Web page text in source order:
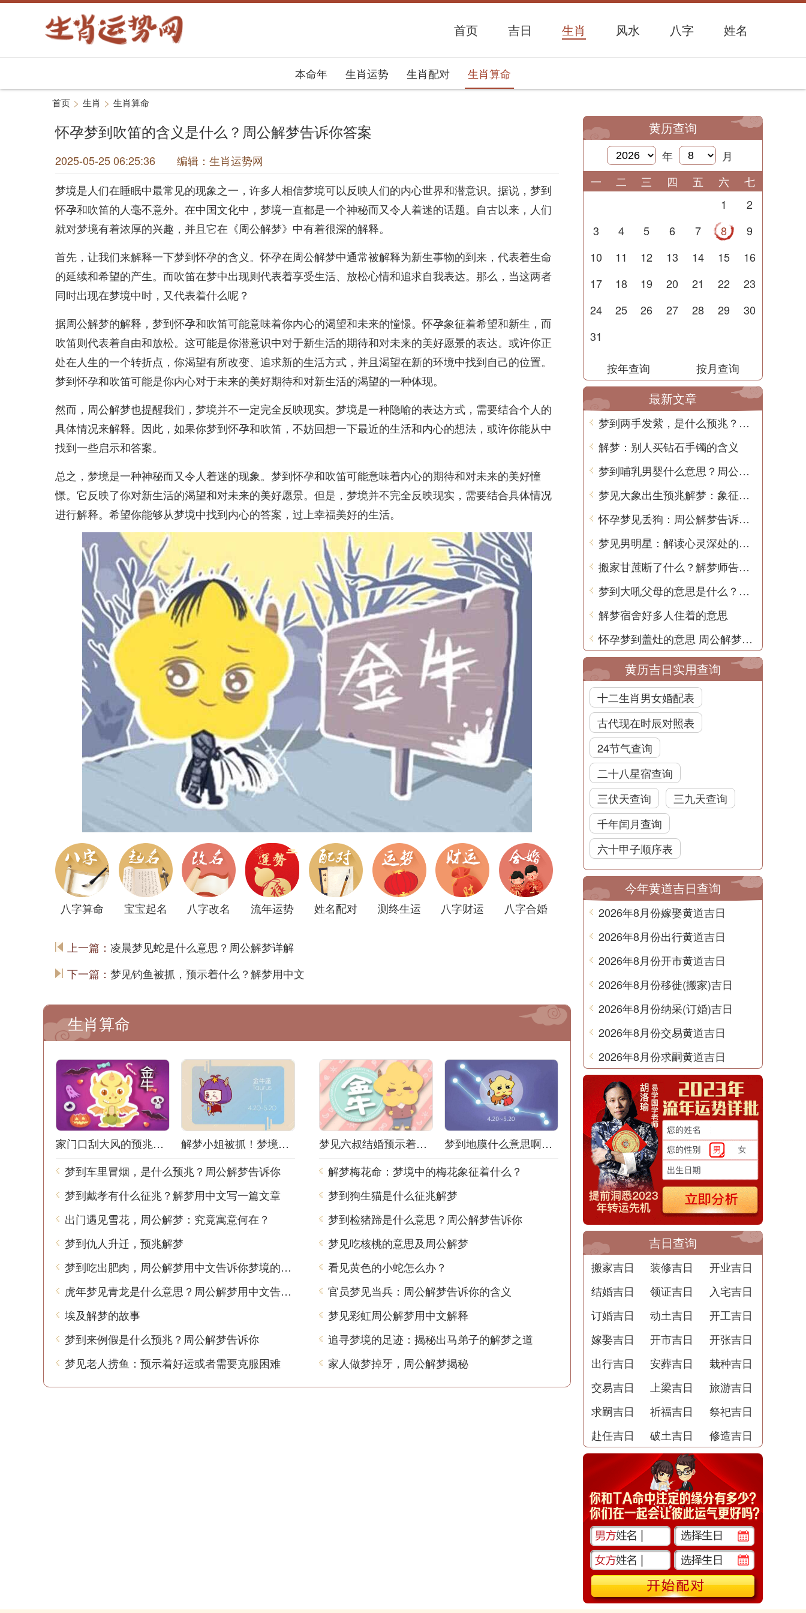
首页 吉日 生肖 风水 八字 姓名
本命年 生肖运势 生肖配对 生肖算命
首页 > 生肖 > 生肖算命
怀孕梦到吹笛的含义是什么？周公解梦告诉你答案
2025-05-25 06:25:36 编辑：生肖运势网
梦境是人们在睡眠中最常见的现象之一，许多人相信梦境可以反映人们的内心世界和潜意识。据说，梦到
怀孕和吹笛的人毫不意外。在中国文化中，梦境一直都是一个神秘而又令人着迷的话题。自古以来，人们
就对梦境有着浓厚的兴趣，并且它在《周公解梦》中有着很深的解释。
首先，让我们来解释一下梦到怀孕的含义。怀孕在周公解梦中通常被解释为新生事物的到来，代表着生命
的延续和希望的产生。而吹笛在梦中出现则代表着享受生活、放松心情和追求自我表达。那么，当这两者
同时出现在梦境中时，又代表着什么呢？
据周公解梦的解释，梦到怀孕和吹笛可能意味着你内心的渴望和未来的憧憬。怀孕象征着希望和新生，而
吹笛则代表着自由和放松。这可能是你潜意识中对于新生活的期待和对未来的美好愿景的表达。或许你正
处在人生的一个转折点，你渴望有所改变、追求新的生活方式，并且渴望在新的环境中找到自己的位置。
梦到怀孕和吹笛可能是你内心对于未来的美好期待和对新生活的渴望的一种体现。
然而，周公解梦也提醒我们，梦境并不一定完全反映现实。梦境是一种隐喻的表达方式，需要结合个人的
具体情况来解释。因此，如果你梦到怀孕和吹笛，不妨回想一下最近的生活和内心的想法，或许你能从中
找到一些启示和答案。
总之，梦境是一种神秘而又令人着迷的现象。梦到怀孕和吹笛可能意味着内心的期待和对未来的美好憧
憬。它反映了你对新生活的渴望和对未来的美好愿景。但是，梦境并不完全反映现实，需要结合具体情况
进行解释。希望你能够从梦境中找到内心的答案，过上幸福美好的生活。
八字算命 宝宝起名 八字改名 流年运势 姓名配对 测终生运 八字财运 八字合婚
上一篇： 凌晨梦见蛇是什么意思？周公解梦详解
下一篇： 梦见钓鱼被抓，预示着什么？解梦用中文
生肖算命
家门口刮大风的预兆解梦：风声鹤唳，梦境之谜
解梦小姐被抓！梦境背后隐藏着什么秘密？
梦到车里冒烟，是什么预兆？周公解梦告诉你
梦到戴孝有什么征兆？解梦用中文写一篇文章
出门遇见雪花，周公解梦：究竟寓意何在？
梦到仇人升迁，预兆解梦
梦到吃出肥肉，周公解梦用中文告诉你梦境的含义
虎年梦见青龙是什么意思？周公解梦用中文告诉你
埃及解梦的故事
梦到来例假是什么预兆？周公解梦告诉你
梦见老人捞鱼：预示着好运或者需要克服困难
梦见六叔结婚预示着什么？解梦师告诉你真相！
梦到地膜什么意思啊解梦用
解梦梅花命：梦境中的梅花象征着什么？
梦到狗生猫是什么征兆解梦
梦到检猪蹄是什么意思？周公解梦告诉你
梦见吃核桃的意思及周公解梦
看见黄色的小蛇怎么办？
官员梦见当兵：周公解梦告诉你的含义
梦见彩虹周公解梦用中文解释
追寻梦境的足迹：揭秘出马弟子的解梦之道
家人做梦掉牙，周公解梦揭秘
黄历查询
年
月
一
二 三 四 五 六
七
1
2
3
4 5 6 7 8
9
10
11 12 13 14 15
16
17
18 19 20 21 22
23
24
25 26 27 28 29
30
31
按年查询 按月查询
最新文章
梦到两手发紫，是什么预兆？解梦师告诉你真相
解梦：别人买钻石手镯的含义
梦到哺乳男婴什么意思？周公解梦
梦见大象出生预兆解梦：象征着幸福与吉祥
怀孕梦见丢狗：周公解梦告诉你的含义
梦见男明星：解读心灵深处的潜意识
搬家甘蔗断了什么？解梦师告诉你吉凶预兆
梦到大吼父母的意思是什么？周公解梦告诉你
解梦宿舍好多人住着的意思
怀孕梦到盖灶的意思 周公解梦用中文解析
黄历吉日实用查询
十二生肖男女婚配表
古代现在时辰对照表
24节气查询
二十八星宿查询
三伏天查询
三九天查询
千年闰月查询
六十甲子顺序表
今年黄道吉日查询
2026年8月份嫁娶黄道吉日
2026年8月份出行黄道吉日
2026年8月份开市黄道吉日
2026年8月份移徙(搬家)吉日
2026年8月份纳采(订婚)吉日
2026年8月份交易黄道吉日
2026年8月份求嗣黄道吉日
吉日查询
搬家吉日 装修吉日
开业吉日
结婚吉日
领证吉日
入宅吉日
订婚吉日
动土吉日
开工吉日
嫁娶吉日
开市吉日
开张吉日
出行吉日
安葬吉日
栽种吉日
交易吉日
上梁吉日
旅游吉日
求嗣吉日
祈福吉日
祭祀吉日
赴任吉日
破土吉日 修造吉日